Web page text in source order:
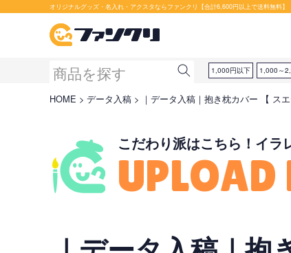
オリジナルグッズ・名入れ・アクスタならファンクリ【合計6,600円以上で送料無料】
1,000円以下 1,000～
HOME データ入稿 ｜データ入稿｜抱き枕カバー 【 ス
こだわり派はこちら！イラ
UPLOAD